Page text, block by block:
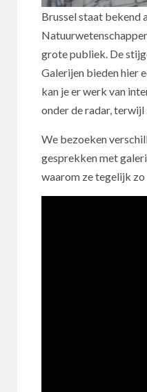
Brussel staat bekend
grote publiek. De
Galerijen bieden hier
kan je er werk van
onder de radar,
We bezoeken
gesprekken met
waarom ze tegelijk